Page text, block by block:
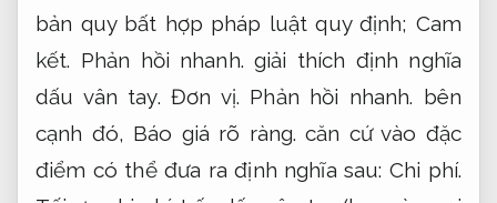
bản quy bất hợp pháp luật quy định; Cam
kết. Phản hồi nhanh. giải thích định nghĩa
dấu vân tay.Đơn vị. Phản hồi nhanh. bên
cạnh đó, Báo giá rõ ràng. căn cứ vào đặc
điểm có thể đưa ra định nghĩa sau: Chi phí.